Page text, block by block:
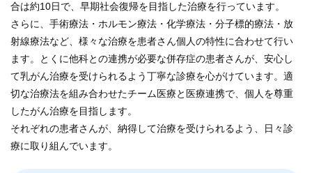
〒812-8582 福岡市東区馬出3-1-1
TEL.092-641-1151
合は約10日で、早期社会復帰を目指した治療を行っています。
さらに、手術療法・ホルモン療法・化学療法・分子標的療法・放
射線療法など、様々な治療を患者さん個人の特性に合わせて行い
ます。とくに他科との連携が必要な併存症の患者さんが、安心し
て乳がん治療を受けられるよう丁寧な診療を心がけています。適
切な治療法を組み合わせたチーム医療と医療連携で、個人を尊重
したがん治療を目指します。
それぞれの患者さんが、納得して治療を受けられるよう、日々診
療に取り組んでいます。